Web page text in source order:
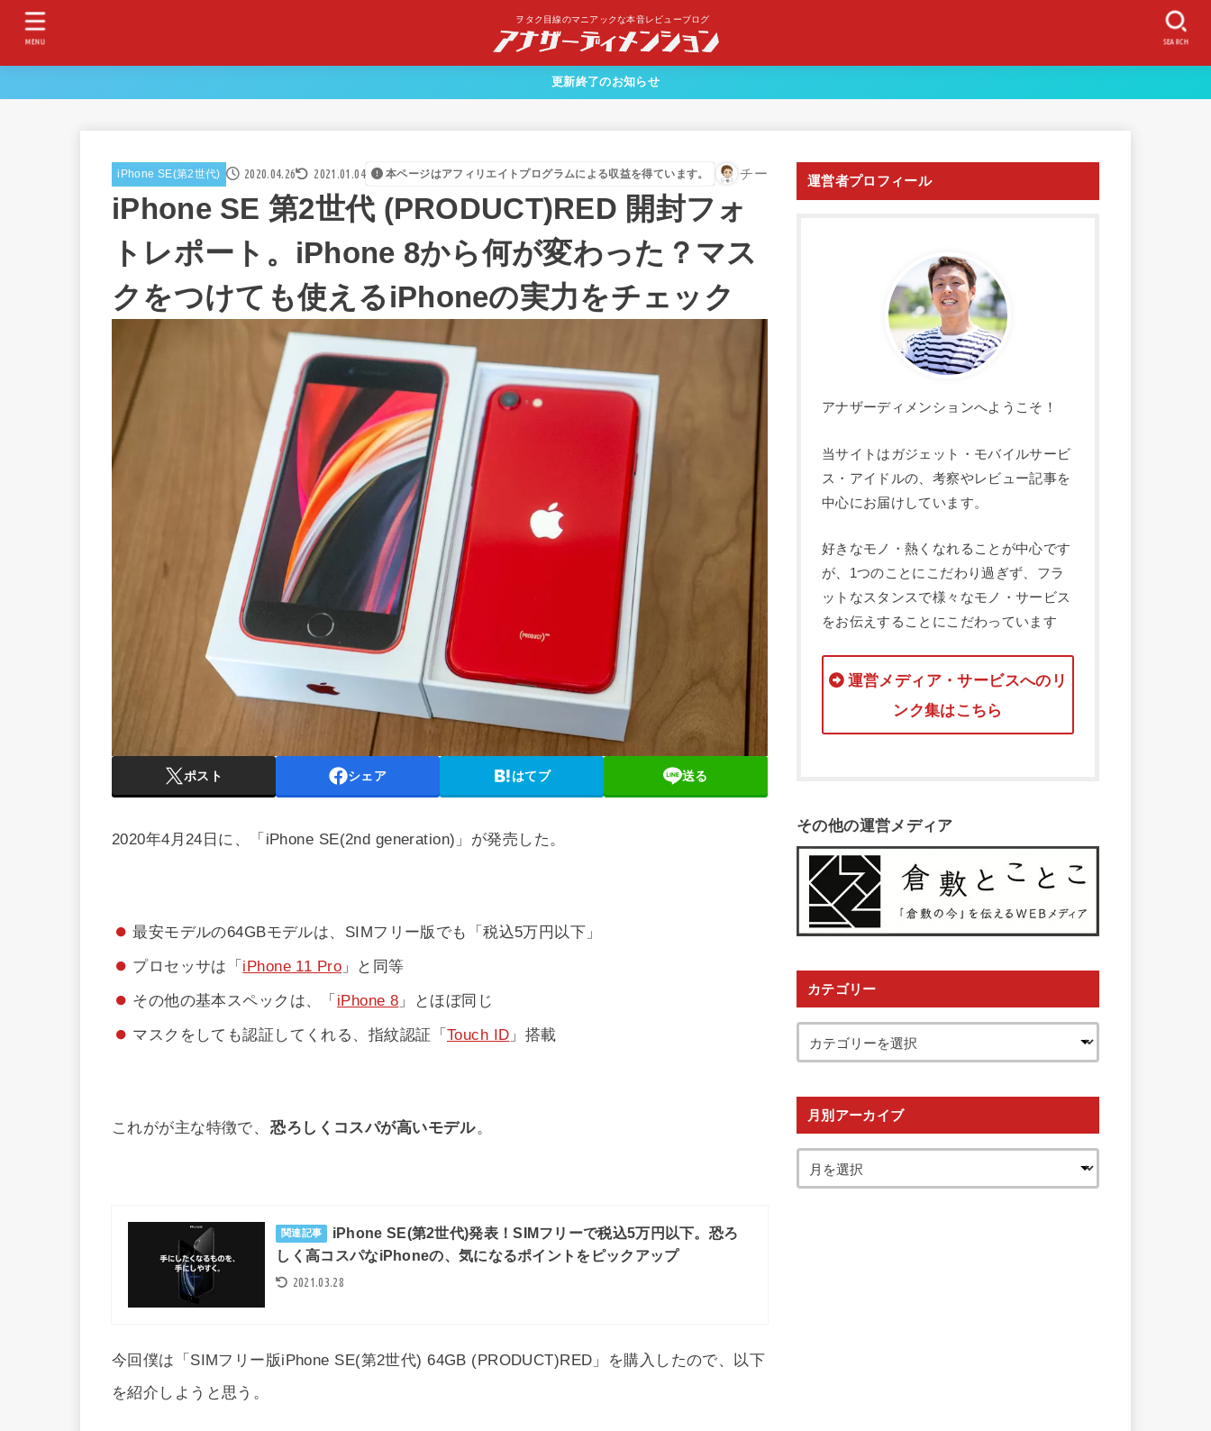
ヲタク目線のマニアックな本音レビューブログ
SEARCH
MENU
更新終了のお知らせ
iPhone SE(第2世代) 2020.04.26 2021.01.04 本ページはアフィリエイトプログラムによる収益を得ています。 チー
iPhone SE 第2世代 (PRODUCT)RED 開封フォ
トレポート。iPhone 8から何が変わった？マス
クをつけても使えるiPhoneの実力をチェック
ポスト シェア はてブ 送る
2020年4月24日に、「iPhone SE(2nd generation)」が発売した。
最安モデルの64GBモデルは、SIMフリー版でも「税込5万円以下」
プロセッサは「 iPhone 11 Pro」と同等
その他の基本スペックは、「 iPhone 8 」とほぼ同じ
マスクをしても認証してくれる、指紋認証「 Touch ID 」搭載
これがが主な特徴で、 恐ろしくコスパが高いモデル。
関連記事
iPhone SE(第2世代)発表！SIMフリーで税込5万円以下。恐ろ
しく高コスパなiPhoneの、気になるポイントをピックアップ
2021.03.28
今回僕は「SIMフリー版iPhone SE(第2世代) 64GB (PRODUCT)RED」を購入したので、以下
を紹介しようと思う。
運営者プロフィール
アナザーディメンションへようこそ！
当サイトはガジェット・モバイルサービ
ス・アイドルの、考察やレビュー記事を
中心にお届けしています。
好きなモノ・熱くなれることが中心です
が、1つのことにこだわり過ぎず、フラ
ットなスタンスで様々なモノ・サービス
をお伝えすることにこだわっています
運営メディア・サービスへのリ
ンク集はこちら
その他の運営メディア
カテゴリー
月別アーカイブ